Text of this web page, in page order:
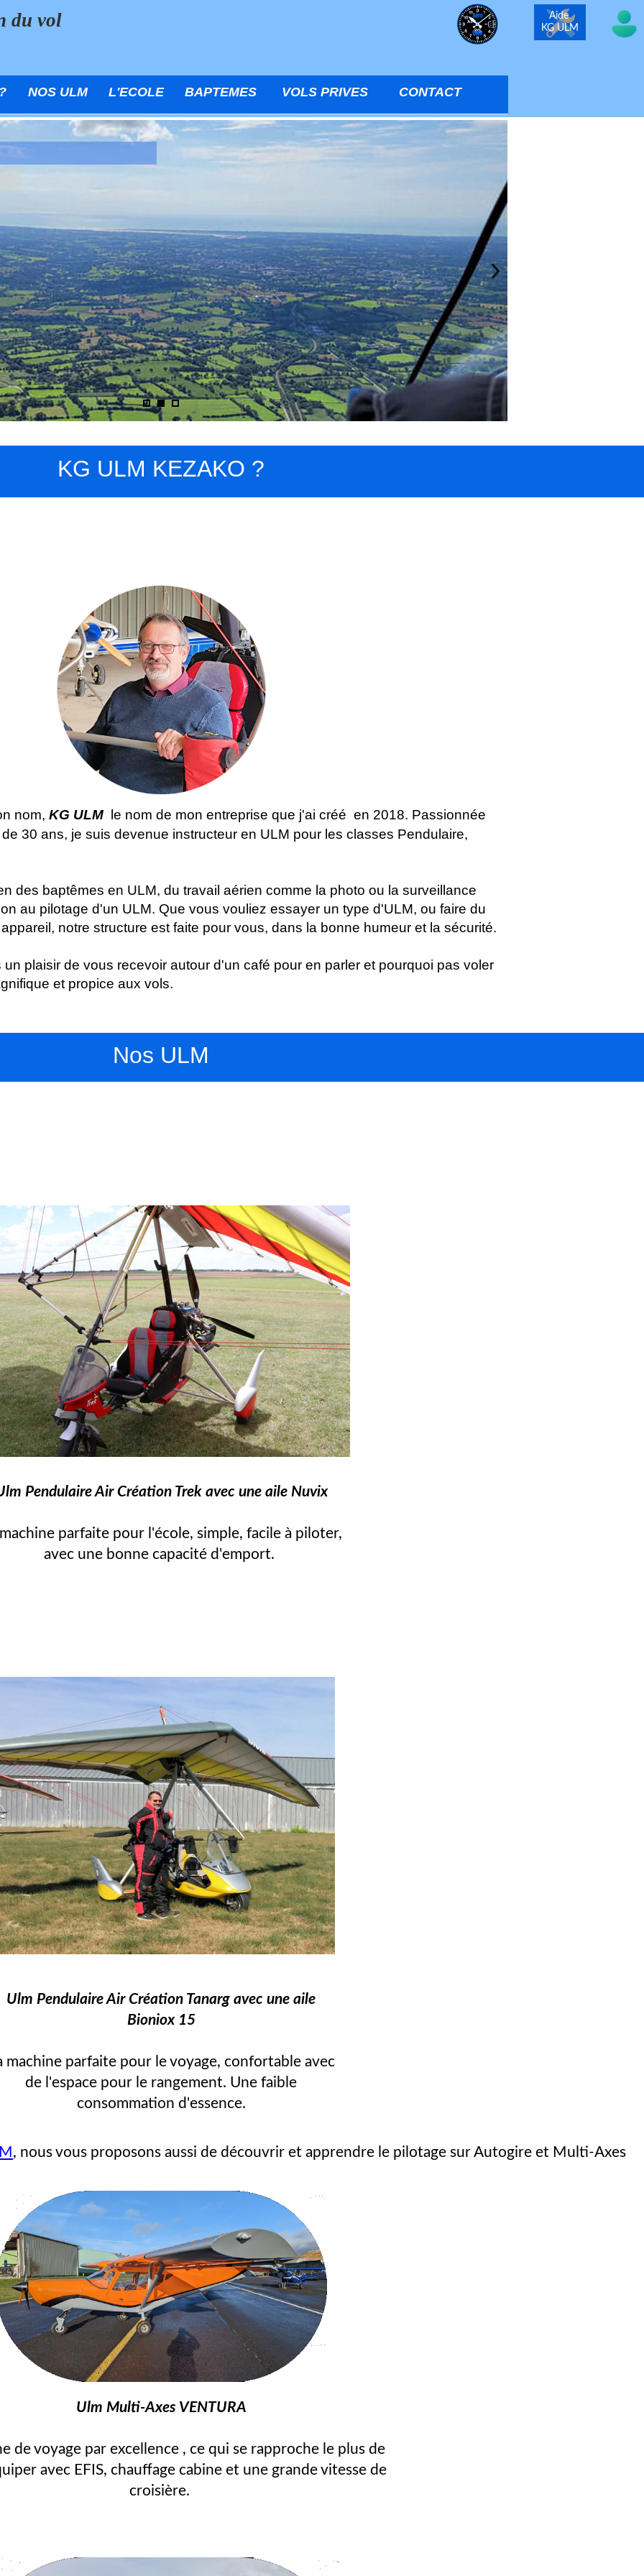
du vol
Aide
KG ULM
NOS ULM L'ECOLE BAPTEMES VOLS PRIVES CONTACT
Un décor majestueux
KG ULM KEZAKO ?
nom, KG ULM le nom de mon entreprise que j'ai créé en 2018. Passionnée
30 ans, je suis devenue instructeur en ULM pour les classes Pendulaire,
des baptêmes en ULM, du travail aérien comme la photo ou la surveillance
au pilotage d'un ULM. Que vous vouliez essayer un type d'ULM, ou faire du
notre structure est faite pour vous, dans la bonne humeur et la sécurité.
plaisir de vous recevoir autour d'un café pour en parler et pourquoi pas voler
et propice aux vols.
Nos ULM
Pendulaire Air Création Trek avec une aile Nuvix
parfaite pour l'école, simple, facile à piloter,
avec une bonne capacité d'emport.
Ulm Pendulaire Air Création Tanarg avec une aile
Bioniox 15
machine parfaite pour le voyage, confortable avec
de l'espace pour le rangement. Une faible
consommation d'essence.
, nous vous proposons aussi de découvrir et apprendre le pilotage sur Autogire et Multi-Axes
Ulm Multi-Axes VENTURA
de voyage par excellence , ce qui se rapproche le plus de
avec EFIS, chauffage cabine et une grande vitesse de
croisière.